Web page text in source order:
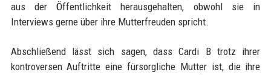
aus der Öffentlichkeit herausgehalten, obwohl sie in
Interviews gerne über ihre Mutterfreuden spricht.
Abschließend lässt sich sagen, dass Cardi B trotz ihrer
kontroversen Auftritte eine fürsorgliche Mutter ist, die ihre